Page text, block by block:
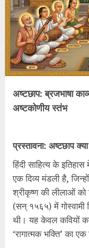
अष्टछाप: ब्रजभाषा
अष्टकोणीय स्तंभ
प्रस्तावना: अष्टछाप
हिंदी साहित्य के
एक दिव्य मंडली है,
श्रीकृष्ण की लीलाओं
(सन् १५६५) में
थी। यह केवल कवियों का
‘रागात्मक भक्ति’ का